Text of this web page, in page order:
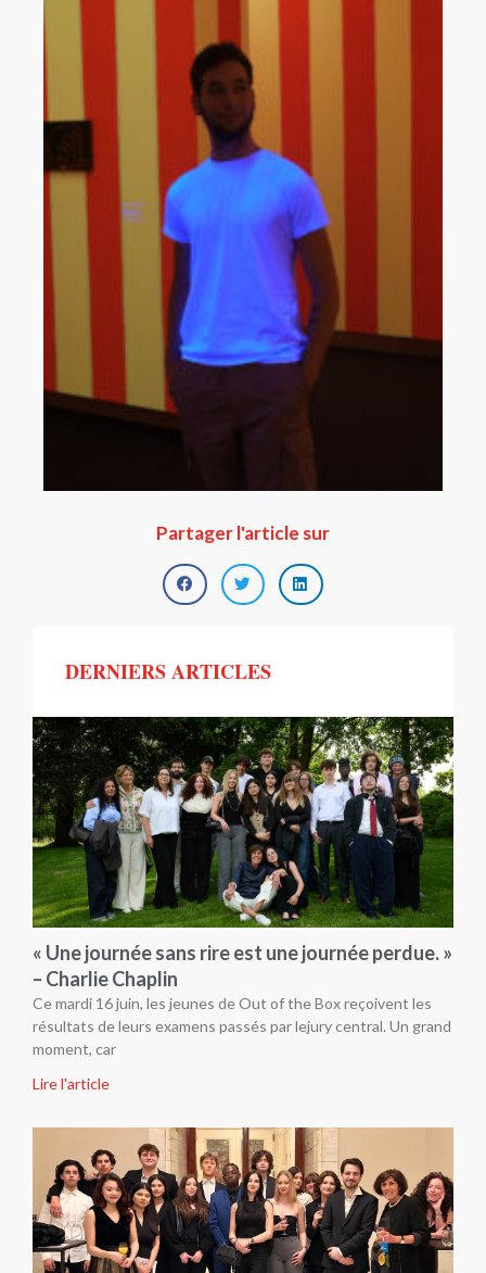
Partager l'article sur
DERNIERS ARTICLES
« Une journée sans rire est une journée perdue. »
– Charlie Chaplin
Ce mardi 16 juin, les jeunes de Out of the Box reçoivent les
résultats de leurs examens passés par lejury central. Un grand
moment, car
Lire l'article